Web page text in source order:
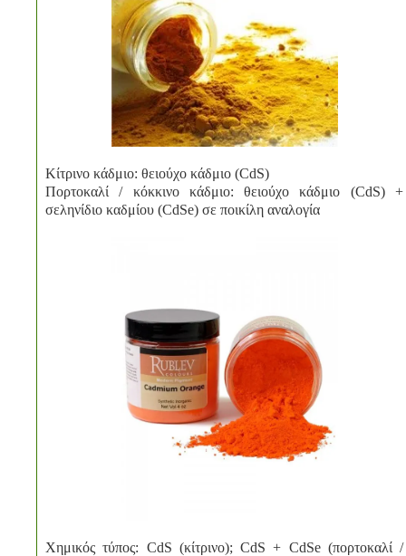
Κίτρινο κάδμιο: θειούχο κάδμιο (CdS)
Πορτοκαλί / κόκκινο κάδμιο: θειούχο κάδμιο (CdS) +
σεληνίδιο καδμίου (CdSe) σε ποικίλη αναλογία
Χημικός τύπος: CdS (κίτρινο); CdS + CdSe (πορτοκαλί /